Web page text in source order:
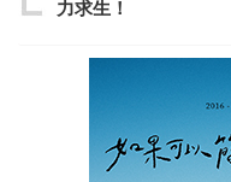
力求生！